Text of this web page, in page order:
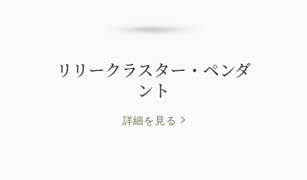
リリークラスター・ペンダ
ント
詳細を見る